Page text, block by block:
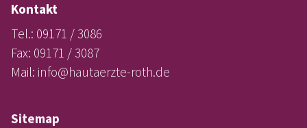
Kontakt
Tel.: 09171 / 3086
Fax: 09171 / 3087
Mail: info@hautaerzte-roth.de
Sitemap